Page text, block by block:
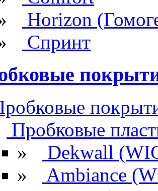
Horizon
Спринт
Пробковые
»
Dekwall
»
Ambiance